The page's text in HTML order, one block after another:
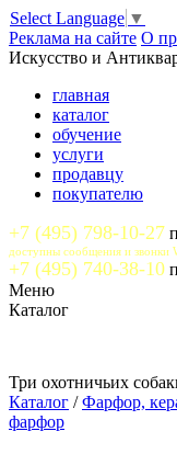
Select Language ▼
Реклама на сайте О
Искусство и
главная
каталог
обучение
услуги
продавцу
покупателю
+7 (495) 798-10-27
доступны сообщения и звонки
+7 (495) 740-38-10
Меню
Каталог
Три охотничьих
Каталог /Фарфор,
фарфор